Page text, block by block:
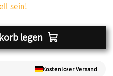
sein!
legen
Kostenloser Versand